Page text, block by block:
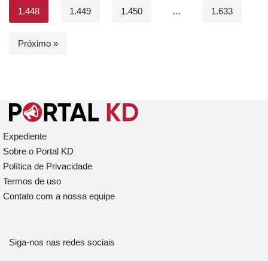
1.448 1.449 1.450 … 1.633
Próximo »
Expediente
Sobre o Portal KD
Política de Privacidade
Termos de uso
Contato com a nossa equipe
Siga-nos nas redes sociais